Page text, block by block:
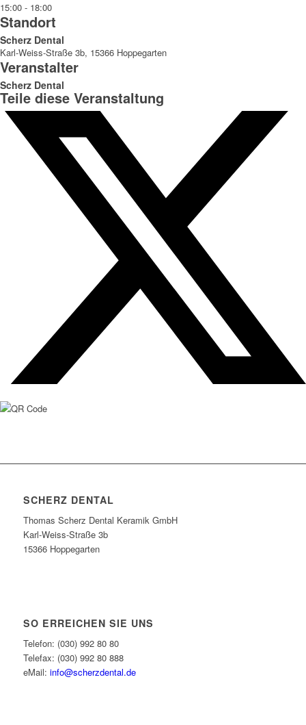
15:00 - 18:00
Standort
Scherz Dental
Karl-Weiss-Straße 3b, 15366 Hoppegarten
Veranstalter
Scherz Dental
Teile diese Veranstaltung
SCHERZ DENTAL
Thomas Scherz Dental Keramik GmbH
Karl-Weiss-Straße 3b
15366 Hoppegarten
SO ERREICHEN SIE UNS
Telefon: (030) 992 80 80
Telefax: (030) 992 80 888
eMail: info@scherzdental.de